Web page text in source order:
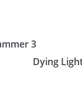
3
Dying